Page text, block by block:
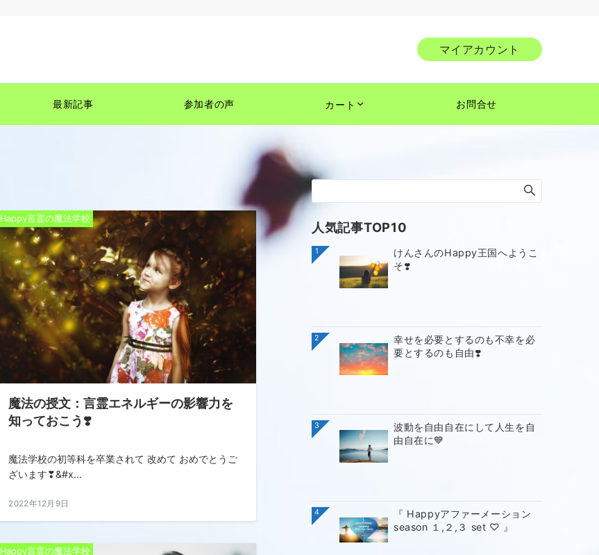
マイアカウント
最新記事 参加者の声 カート お問合せ
Happy言霊の魔法学校
魔法の授文：言霊エネルギーの影響力を
知っておこう❣️
魔法学校の初等科を卒業されて 改めて おめでとうご
ざいます❣&#x...
2022年12月9日
Happy言霊の魔法学校
人気記事TOP10
1
けんさんのHappy王国へようこ
そ❣️
2
幸せを必要とするのも不幸を必
要とするのも自由❣️
3
波動を自由自在にして人生を自
由自在に💙
4
『 Happyアファーメーション
season １,２,３ set ♡ 』